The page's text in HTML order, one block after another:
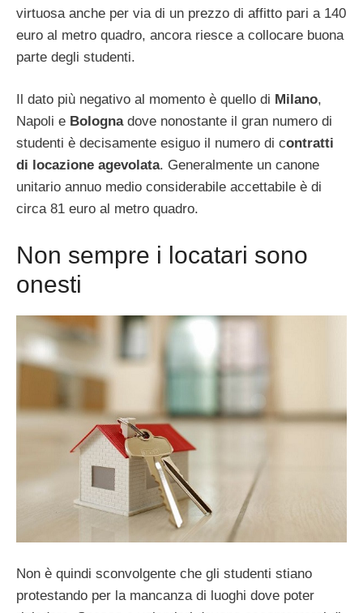
virtuosa anche per via di un prezzo di affitto pari a 140
euro al metro quadro, ancora riesce a collocare buona
parte degli studenti.
Il dato più negativo al momento è quello di Milano,
Napoli e Bolognadove nonostante il gran numero di
studenti è decisamente esiguo il numero di contratti
di locazione agevolata. Generalmente un canone
unitario annuo medio considerabile accettabile è di
circa 81 euro al metro quadro.
Non sempre i locatari sono
onesti
Non è quindi sconvolgente che gli studenti stiano
protestando per la mancanza di luoghi dove poter